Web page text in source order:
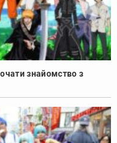
знайомство з